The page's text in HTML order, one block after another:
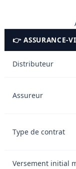
👉 ASSURANCE-
Distributeur
Assureur
Type de contrat
Versement initial